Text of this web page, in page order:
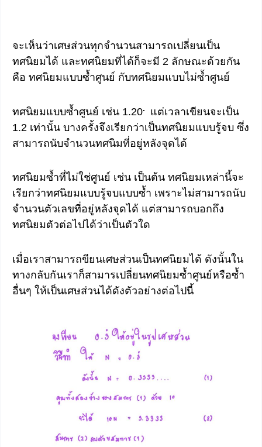
จะเห็นว่าเศษส่วนทุกจำนวนสามารถเปลี่ยนเป็น
ทศนิยมได้ และทศนิยมที่ได้ก็จะมี 2 ลักษณะด้วยกัน
คือ ทศนิยมแบบซ้ำศูนย์ กับทศนิยมแบบไม่ซ้ำศูนย์
ทศนิยมแบบซ้ำศูนย์ เช่น 1.20.
แต่เวลาเขียนจะเป็น
1.2 เท่านั้น บางครั้งจึงเรียกว่าเป็นทศนิยมแบบรู้จบ ซึ่ง
สามารถนับจำนวนทศนิมที่อยู่หลังจุดได้
ทศนิยมซ้ำที่ไม่ใช่ศูนย์ เช่น เป็นต้น ทศนิยมเหล่านี้จะ
เรียกว่าทศนิยมแบบรู้จบแบบซ้ำ เพราะไม่สามารถนับ
จำนวนตัวเลขที่อยู่หลังจุดได้ แต่สามารถบอกถึง
ทศนิยมตัวต่อไปได้ว่าเป็นตัวใด
เมื่อเราสามารถขียนเศษส่วนเป็นทศนิยมได้ ดังนั้นใน
ทางกลับกันเราก็สามารเปลี่ยนทศนิยมซ้ำศูนย์หรือซ้ำ
อื่นๆ ให้เป็นเศษส่วนได้ดังตัวอย่างต่อไปนี้